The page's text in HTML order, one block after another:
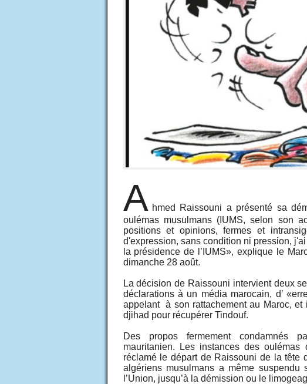
A hmed Raissouni a présenté sa
oulémas musulmans (IUMS, selon son
positions et opinions, fermes et
d'expression, sans condition ni pression,
la présidence de l’IUMS», explique le
dimanche 28 août.
La décision de Raissouni intervient deux
déclarations à un média marocain, d’
appelant à son rattachement au Maroc,
djihad pour récupérer Tindouf.
Des propos fermement condamnés
mauritanien. Les instances des
réclamé le départ de Raissouni de la tête
algériens musulmans a même
l’Union, jusqu’à la démission ou le